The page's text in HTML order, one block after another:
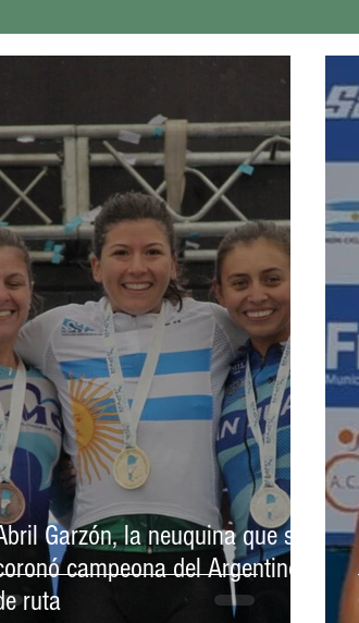
ARGENTINA POLITICA
BOXEO BÁDMINTON TAEKWONDO
COMUNITARIO PATIN KARATE
Garzón, la neuquina que se
campeona del Argentino
ruta